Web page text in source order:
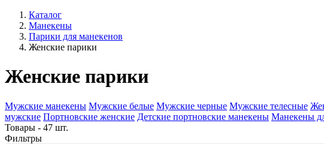
Каталог
Манекены
Парики для манекенов
Женские парики
Женские парики
Мужские манекены Мужские белые Мужские черные Мужские телесные
мужские Портновские женские Детские портновские манекены Манекены
Товары - 47 шт.
Фильтры